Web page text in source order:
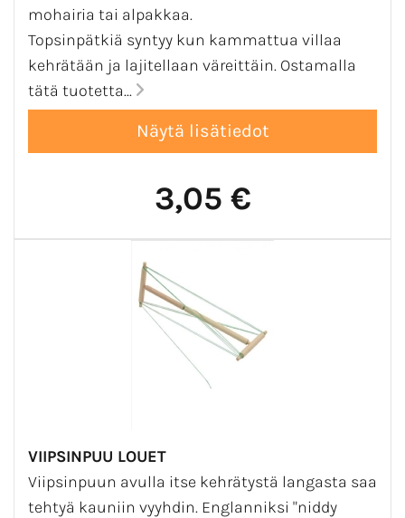
mohairia tai alpakkaa.
Topsinpätkiä syntyy kun kammattua villaa
kehrätään ja lajitellaan väreittäin. Ostamalla
tätä tuotetta...
3,05 €
VIIPSINPUU LOUET
Viipsinpuun avulla itse kehrätystä langasta saa
tehtyä kauniin vyyhdin. Englanniksi "niddy